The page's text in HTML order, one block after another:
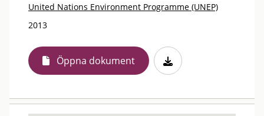
United Nations Environment Programme (UNEP)
2013
Öppna dokument